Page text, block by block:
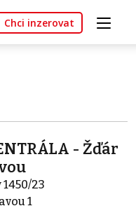
Chci inzerovat
- Žďár
23
1